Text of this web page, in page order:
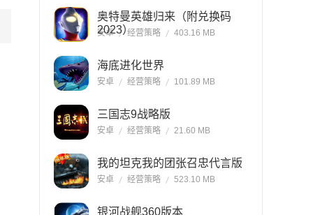
奥特曼英雄归来（附兑换码
2023）
安卓 经营策略 403.16 MB
海底进化世界
安卓 经营策略 101.89 MB
三国志9战略版
安卓 经营策略 21.60 MB
我的坦克我的团张召忠代言版
安卓 经营策略 523.10 MB
银河战舰360版本